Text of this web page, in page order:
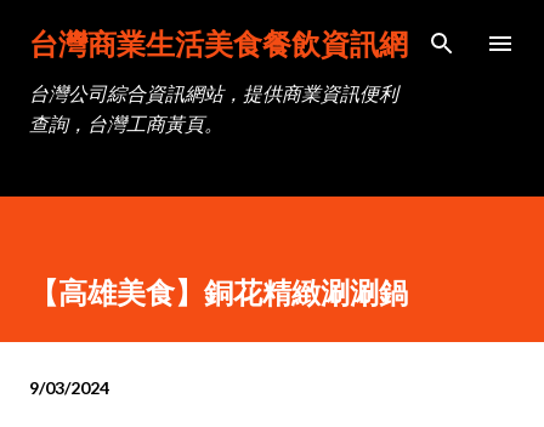
跳到主要內容
台灣商業生活美食餐飲資訊網
台灣公司綜合資訊網站，提供商業資訊便利
查詢，台灣工商黃頁。
【高雄美食】銅花精緻涮涮鍋
9/03/2024